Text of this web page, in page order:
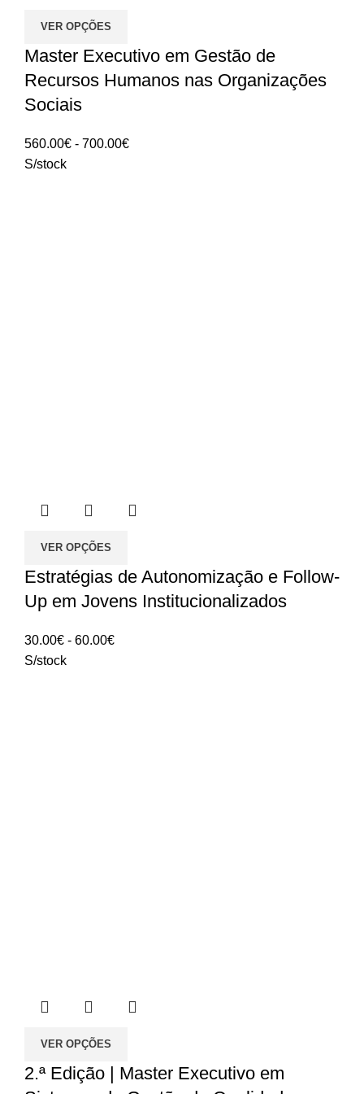
VER OPÇÕES
Master Executivo em Gestão de
Recursos Humanos nas Organizações
Sociais
560.00€ - 700.00€Intervalo
S/stock
VER OPÇÕES
Estratégias de Autonomização e Follow-
Up em Jovens Institucionalizados
30.00€ - 60.00€Intervalo
S/stock
VER OPÇÕES
2.ª Edição | Master Executivo em